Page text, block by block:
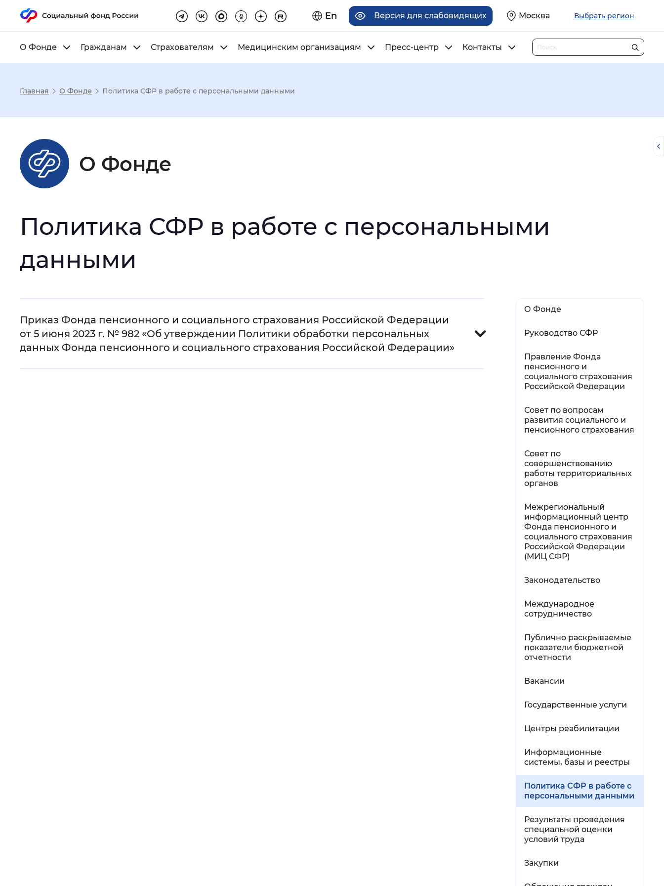
En Версия для слабовидящих Москва Выбрать регион
О Фонде Гражданам Страхователям Медицинским организациям Пресс-центр Контакты
Настройка режима отображения
Размер шрифта
Шрифт
Интервал между буквами Нормальный Увеличенный Большой
Цвет сайта Монохромный
Звуковой ассистент: Воспроизвести Остановить Повторить
Главная О Фонде Политика СФР в работе с персональными данными
О Фонде
Политика СФР в работе с персональными
данными
Основная
информация
Приказ Фонда пенсионного и социального страхования Российской Федерации
от 5 июня 2023 г. № 982 «Об утверждении Политики обработки персональных
данных Фонда пенсионного и социального страхования Российской Федерации»
О Фонде
Руководство СФР
Правление Фонда
пенсионного и
социального страхования
Российской Федерации
Совет по вопросам
развития социального и
пенсионного страхования
Совет по
совершенствованию
работы территориальных
органов
Межрегиональный
информационный центр
Фонда пенсионного и
социального страхования
Российской Федерации
(МИЦ СФР)
Законодательство
Международное
сотрудничество
Публично раскрываемые
показатели бюджетной
отчетности
Вакансии
Государственные услуги
Центры реабилитации
Информационные
системы, базы и реестры
Политика СФР в работе с
персональными данными
Результаты проведения
специальной оценки
условий труда
Закупки